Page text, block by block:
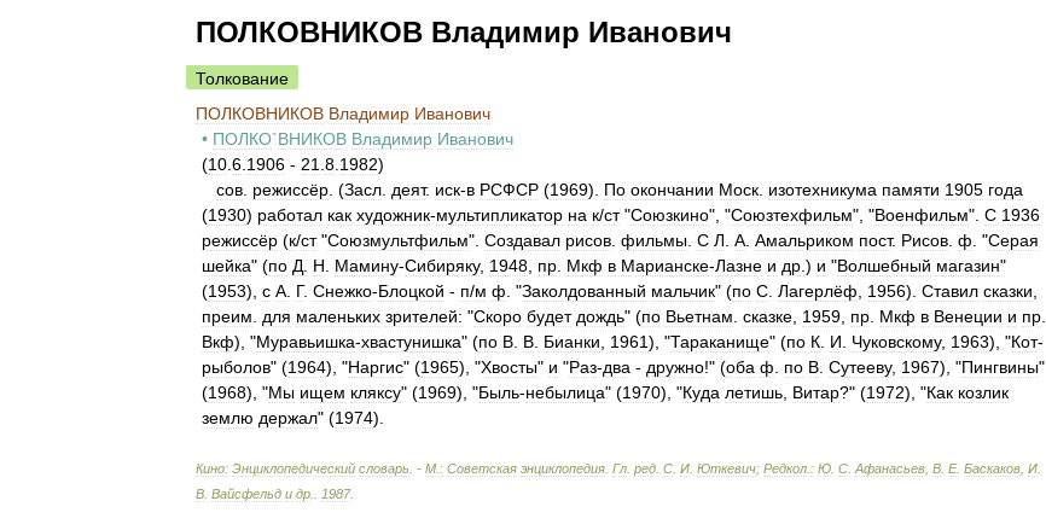
ПОЛКОВНИКОВ Владимир Иванович
Толкование
ПОЛКОВНИКОВ Владимир Иванович
• ПОЛКО`ВНИКОВ Владимир Иванович
(10 6 1906 - 21 8 1982)
сов режиссёр . (Засл деят. иск-в РСФСР (1969). По окончании Моск изотехникума памяти 1905 года
(1930) работал как художник-мультипликатор на к/ст"Союзкино", "Союзтехфильм", "Военфильм". С 1936
режиссёр (к/ст"Союзмультфильм". Создавал рисов фильмы С Л А Амальриком пост. Рисов ф . "Серая
шейка" (по Д Н Мамину-Сибиряку, 1948 пр Мкф в Марианске-Лазне и др .) и "Волшебный магазин"
(1953), с А Г. Снежко-Блоцкой - п/м ф . "Заколдованный мальчик" (по С Лагерлёф 1956). Ставил сказки
преим
для маленьких зрителей: "Скоро будет дождь" (по Вьетнам сказке 1959 пр Мкф в Венеции и пр
Вкф), "Муравьишка-хвастунишка" (по В В Бианки 1961), "Тараканище" (по К И Чуковскому, 1963), "Кот-
рыболов" (1964), "Наргис" (1965), "Хвосты" и "Раз-два - дружно!" (оба ф по В Сутееву, 1967), "Пингвины"
(1968), "Мы ищем кляксу" (1969), "Быль-небылица" (1970), "Куда летишь Витар?" (1972), "Как козлик
землю держал" (1974).
Кино: Энциклопедический словарь . - М : Советская энциклопедия Гл ред С И Юткевич; Редкол : Ю С Афанасьев В Е. Баскаков И
В Вайсфельд и др 1987.